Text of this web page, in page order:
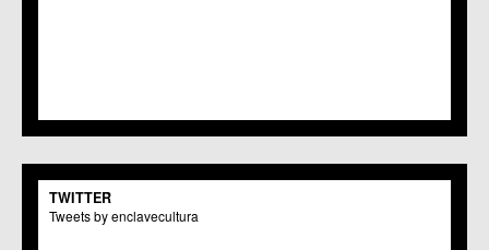
C.M. Monteagudo
C.C.S. La Paz
C.M. San Pio X
C.M. El Carmen
Centros Culturales
C.C. Puertas de Castilla
TWITTER
Tweets by enclavecultura